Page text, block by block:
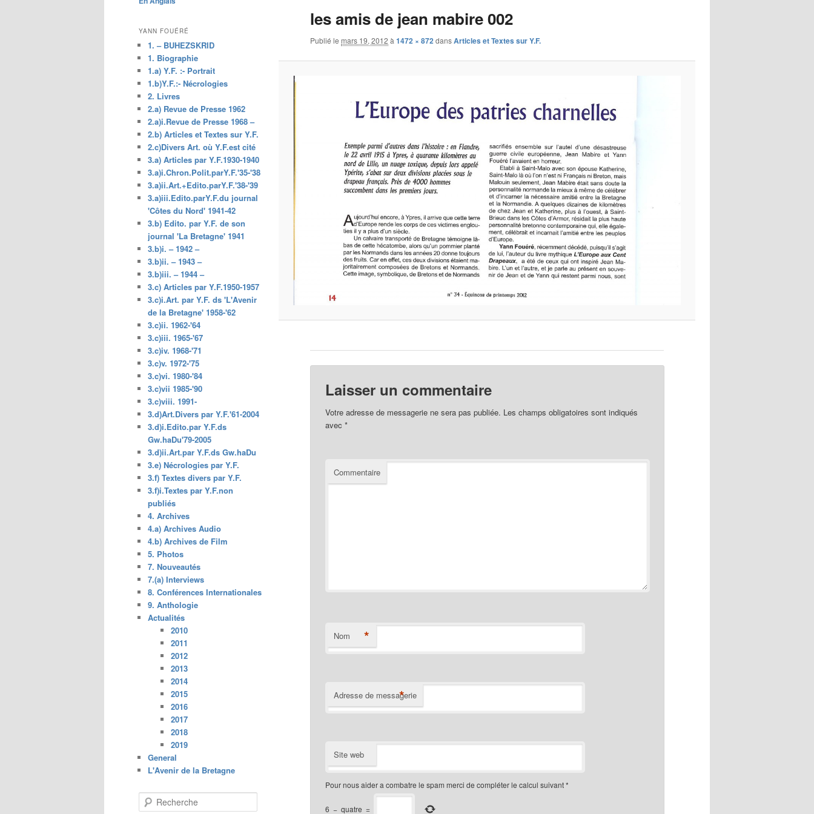
principal les amis de jean mabire 002
Publié le mars 19, 2012 à 1472 × 872 dansArticles et Textes sur Y.F.
Laisser un commentaire
Votre adresse de messagerie ne sera pas publiée. Les champs obligatoires sont indiqués
avec*
Commentaire
Nom *
Adresse de messagerie
*
Site web
Pour nous aider a combatre le spam merci de compléter le calcul suivant*
6 − quatre =
YANN FOUÉRÉ
1. – BUHEZSKRID
1. Biographie
1.a) Y.F. :- Portrait
1.b)Y.F.:- Nécrologies
2. Livres
2.a) Revue de Presse 1962
2.a)i.Revue de Presse 1968 –
2.b) Articles et Textes sur Y.F.
2.c)Divers Art. où Y.F.est cité
3.a) Articles par Y.F.1930-1940
3.a)i.Chron.Polit.parY.F.'35-'38
3.a)ii.Art.+Edito.parY.F.'38-'39
3.a)iii.Edito.parY.F.du journal
'Côtes du Nord' 1941-42
3.b) Edito. par Y.F. de son
journal 'La Bretagne' 1941
3.b)i. – 1942 –
3.b)ii. – 1943 –
3.b)iii. – 1944 –
3.c) Articles par Y.F.1950-1957
3.c)i.Art. par Y.F. ds 'L'Avenir
de la Bretagne' 1958-'62
3.c)ii. 1962-'64
3.c)iii. 1965-'67
3.c)iv. 1968-'71
3.c)v. 1972-'75
3.c)vi. 1980-'84
3.c)vii 1985-'90
3.c)viii. 1991-
3.d)Art.Divers par Y.F.'61-2004
3.d)i.Edito.par Y.F.ds
Gw.haDu'79-2005
3.d)ii.Art.par Y.F.ds Gw.haDu
3.e) Nécrologies par Y.F.
3.f) Textes divers par Y.F.
3.f)i.Textes par Y.F.non
publiés
4. Archives
4.a) Archives Audio
4.b) Archives de Film
5. Photos
7. Nouveautés
7.(a) Interviews
8. Conférences Internationales
9. Anthologie
Actualités
2010
2011
2012
2013
2014
2015
2016
2017
2018
2019
General
L'Avenir de la Bretagne
e